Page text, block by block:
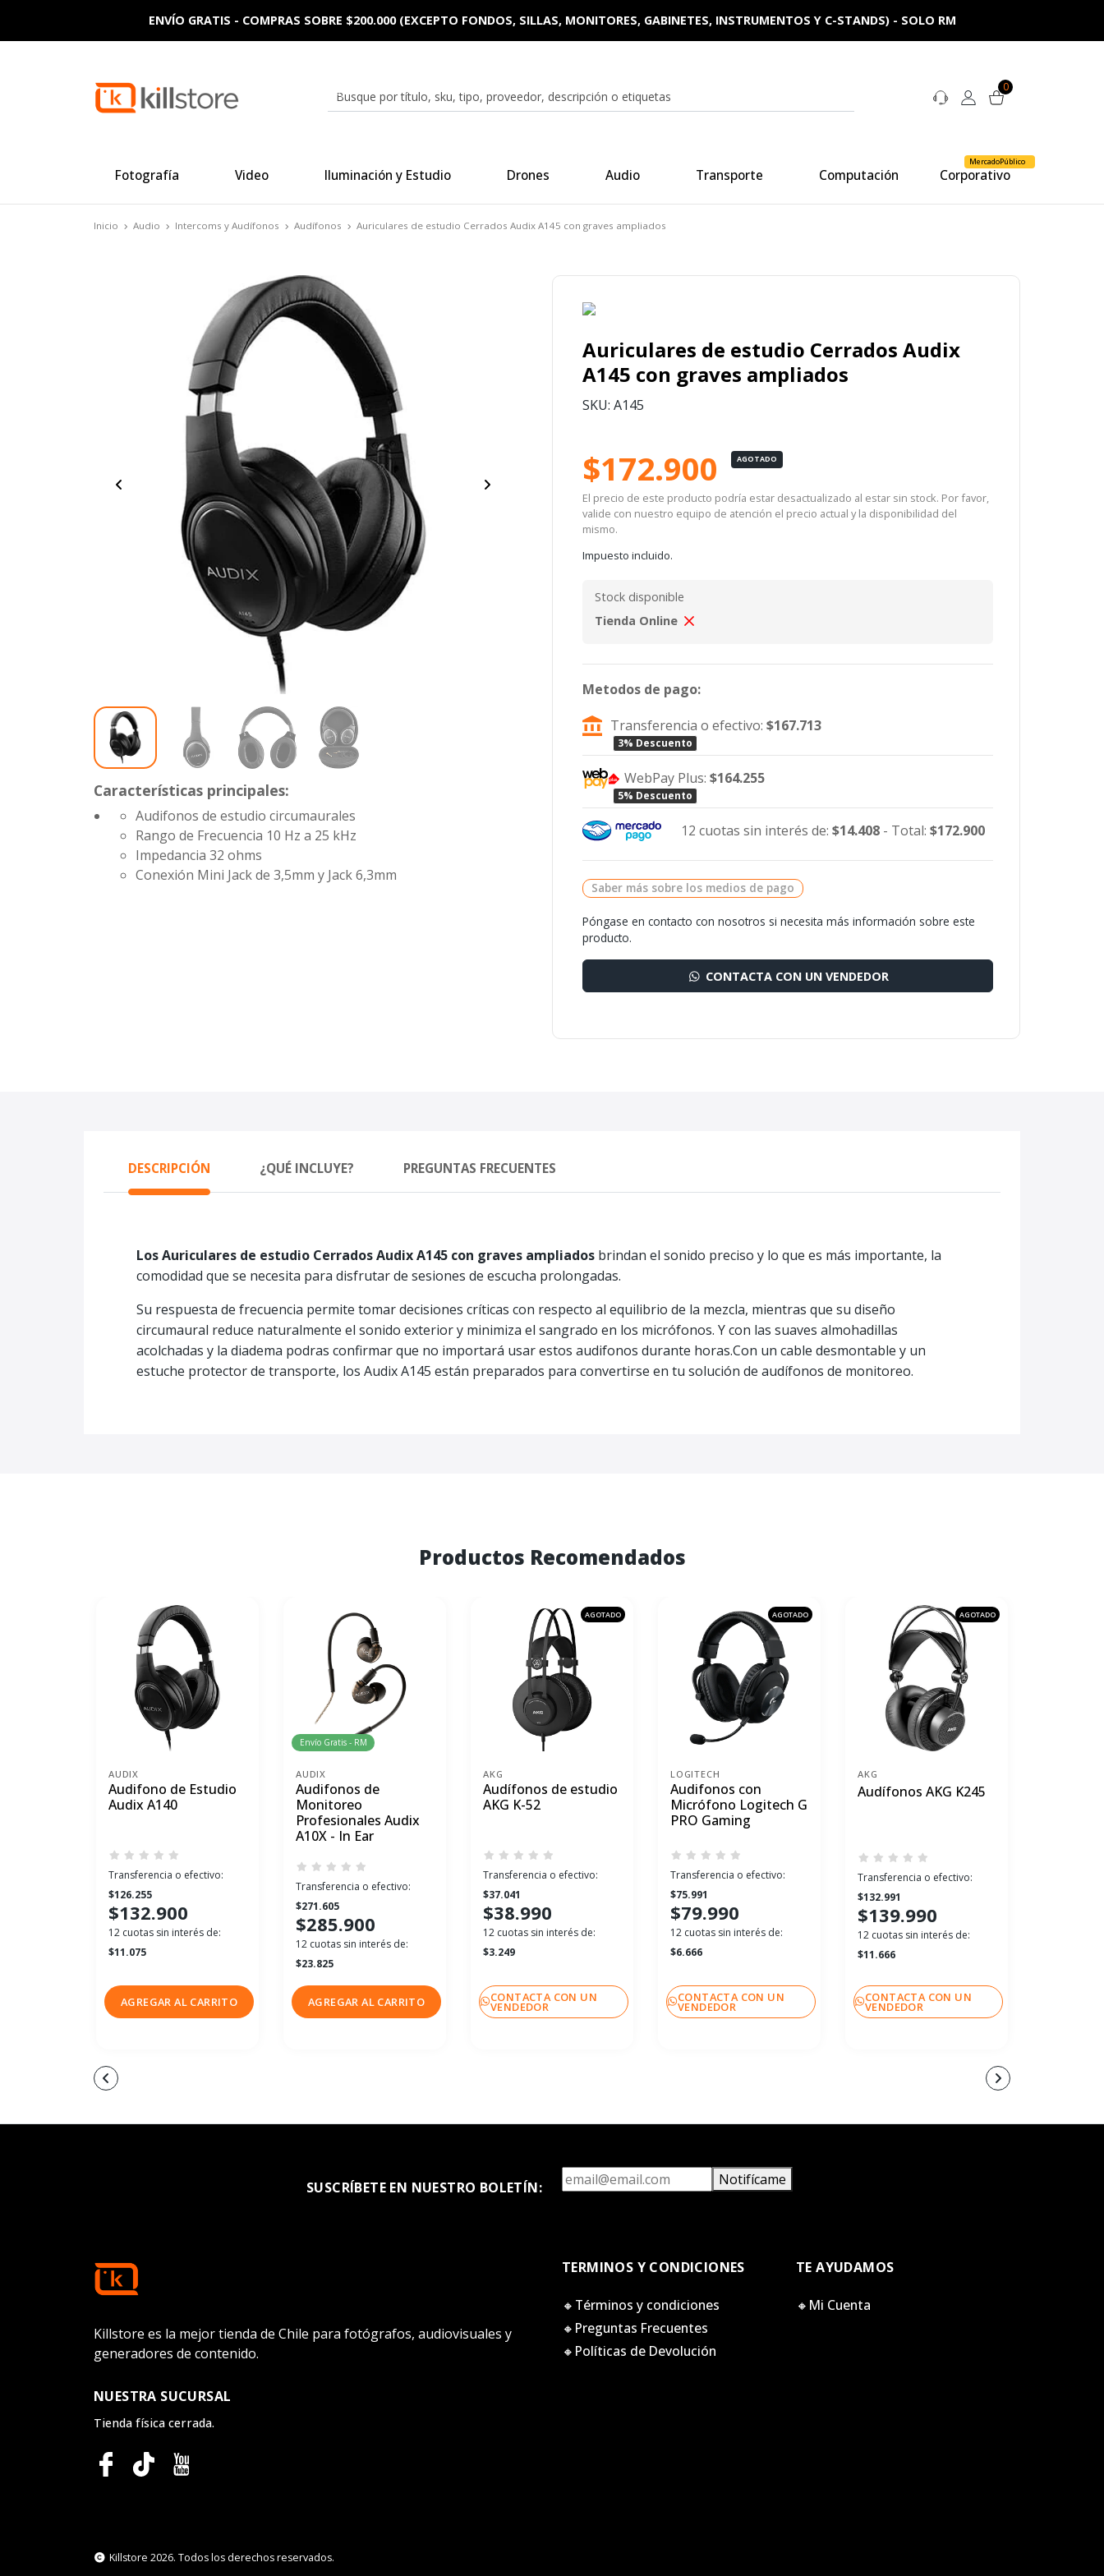
0
Fotografía Video Iluminación y Estudio Drones Audio Transporte Computación Corporativo
MercadoPúblico
ENVÍO GRATIS - COMPRAS SOBRE $200.000 (EXCEPTO FONDOS, SILLAS, MONITORES, GABINETES, INSTRUMENTOS Y C-STANDS) - SOLO RM
Inicio Audio Intercoms y Audífonos Audífonos Auriculares de estudio Cerrados Audix A145 con graves ampliados
Características principales:
Audifonos de estudio circumaurales
Rango de Frecuencia 10 Hz a 25 kHz
Impedancia32 ohms
Conexión Mini Jack de 3,5mm y Jack 6,3mm
Auriculares de estudio Cerrados Audix
A145 con graves ampliados
SKU: A145
$172.900 AGOTADO
El precio de este producto podría estar desactualizado al estar sin stock. Por favor,
valide con nuestro equipo de atención el precio actual y la disponibilidad del
mismo.
Impuesto incluido.
Stock disponible
Tienda Online
Metodos de pago:
Transferencia o efectivo:$167.713
3% Descuento
WebPay Plus:$164.255
5% Descuento
12 cuotas sin interés de: $14.408- Total: $172.900
Saber más sobre los medios de pago
Póngase en contacto con nosotros si necesita más información sobre este
producto.
CONTACTA CON UN VENDEDOR
DESCRIPCIÓN ¿QUÉ INCLUYE? PREGUNTAS FRECUENTES
Los Auriculares de estudio Cerrados Audix A145 con graves ampliados brindan el sonido preciso y lo que es más importante, la
comodidad que se necesita para disfrutar de sesiones de escucha prolongadas.
Su respuesta de frecuencia permite tomar decisiones críticas con respecto al equilibrio de la mezcla, mientras que su diseño
circumaural reduce naturalmente el sonido exterior y minimiza el sangrado en los micrófonos. Y con las suaves almohadillas
acolchadas y la diadema podras confirmar que no importará usar estos audifonos durante horas.Con un cable desmontable y un
estuche protector de transporte, los Audix A145 están preparados para convertirse en tu solución de audífonos de monitoreo.
Productos Recomendados
AUDIX
Audifono de Estudio
Audix A140
Transferencia o efectivo:
$126.255
$132.900
12 cuotas sin interés de:
$11.075
AGREGAR AL CARRITO
Envío Gratis - RM
AUDIX
Audifonos de
Monitoreo
Profesionales Audix
A10X - In Ear
Transferencia o efectivo:
$271.605
$285.900
12 cuotas sin interés de:
$23.825
AGREGAR AL CARRITO
AGOTADO
AKG
Audífonos de estudio
AKG K-52
Transferencia o efectivo:
$37.041
$38.990
12 cuotas sin interés de:
$3.249
CONTACTA CON UN
VENDEDOR
AGOTADO
LOGITECH
Audifonos con
Micrófono Logitech G
PRO Gaming
Transferencia o efectivo:
$75.991
$79.990
12 cuotas sin interés de:
$6.666
CONTACTA CON UN
VENDEDOR
AGOTADO
AKG
Audífonos AKG K245
Transferencia o efectivo:
$132.991
$139.990
12 cuotas sin interés de:
$11.666
CONTACTA CON UN
VENDEDOR
SUSCRÍBETE EN NUESTRO BOLETÍN: Notifícame
Killstore es la mejor tienda de Chile para fotógrafos, audiovisuales y
generadores de contenido.
NUESTRA SUCURSAL
Tienda física cerrada.
TERMINOS Y CONDICIONES
🔸Términos y condiciones
🔸Preguntas Frecuentes
🔸Políticas de Devolución
TE AYUDAMOS
🔸Mi Cuenta
Killstore 2026. Todos los derechos reservados.